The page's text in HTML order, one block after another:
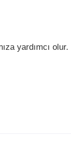
yardımcı olur.